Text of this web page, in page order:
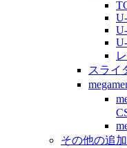
スライ
その他の追